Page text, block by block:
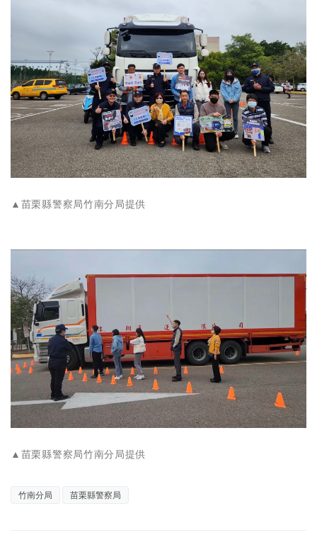
▲苗栗縣警察局竹南分局提供
▲苗栗縣警察局竹南分局提供
竹南分局 苗栗縣警察局